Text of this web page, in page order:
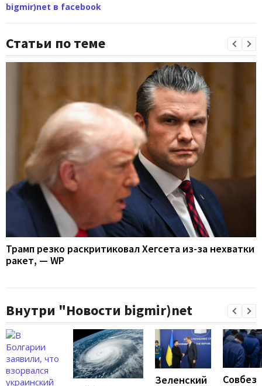
bigmir)net в facebook
Статьи по теме
Трамп резко раскритиковал Хегсета из-за нехватки
ракет, — WP
Внутри "Новости bigmir)net
Зеленский
Совбез